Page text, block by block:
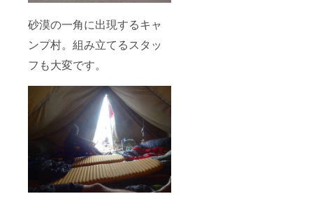
砂漠の一角に出現するキャ
ンプ村。組み立てるスタッ
フも大変です。